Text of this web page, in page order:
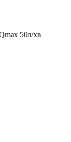
50л/хв